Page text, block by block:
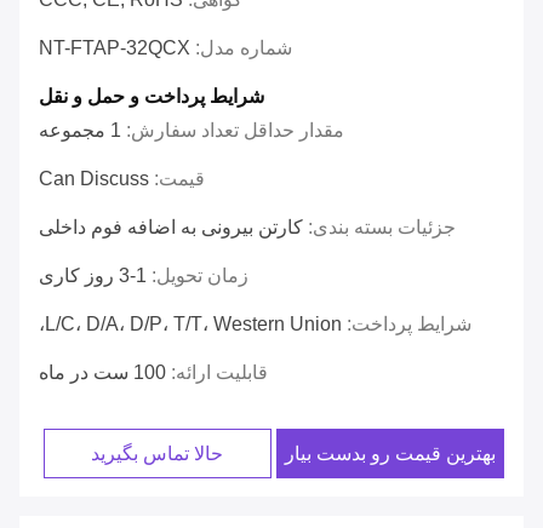
شماره مدل: NT-FTAP-32QCX
شرایط پرداخت و حمل و نقل
مقدار حداقل تعداد سفارش: 1 مجموعه
قیمت: Can Discuss
جزئیات بسته بندی: کارتن بیرونی به اضافه فوم داخلی
زمان تحویل: 1-3 روز کاری
شرایط پرداخت: L/C، D/A، D/P، T/T، Western Union،
قابلیت ارائه: 100 ست در ماه
بهترین قیمت رو بدست بیار حالا تماس بگیرید